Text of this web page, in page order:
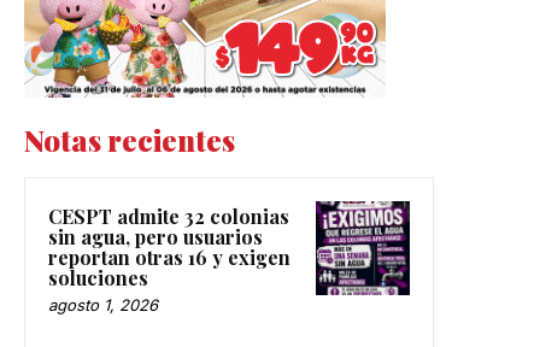
Notas recientes
CESPT admite 32 colonias
sin agua, pero usuarios
reportan otras 16 y exigen
soluciones
agosto 1, 2026